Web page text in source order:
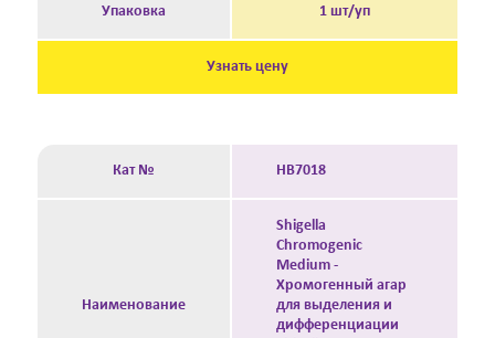
Упаковка 1 шт/уп
Узнать цену
Кат № HB7018
Наименование
Shigella
Chromogenic
Medium -
Хромогенный агар
для выделения и
дифференциации